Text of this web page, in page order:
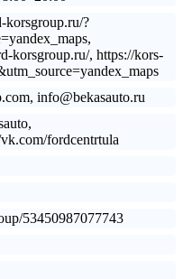
korsgroup.ru/?
korsgroup.ru/, https://kors-
info@bekasauto.ru
fordcentrtula
53450987077743